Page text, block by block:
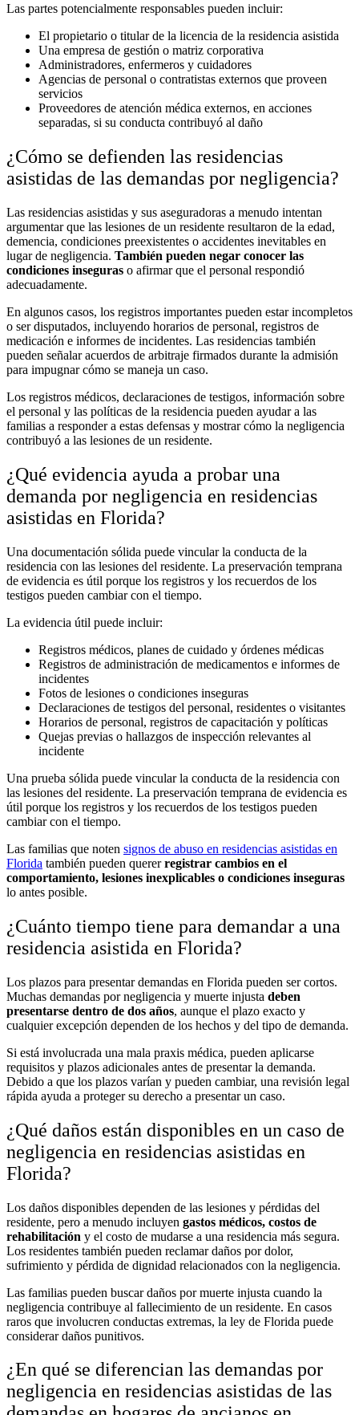
Las partes potencialmente responsables pueden incluir:
El propietario o titular de la licencia de la residencia asistida
Una empresa de gestión o matriz corporativa
Administradores, enfermeros y cuidadores
Agencias de personal o contratistas externos que proveen
servicios
Proveedores de atención médica externos, en acciones
separadas, si su conducta contribuyó al daño
¿Cómo se defienden las residencias
asistidas de las demandas por negligencia?
Las residencias asistidas y sus aseguradoras a menudo intentan
argumentar que las lesiones de un residente resultaron de la edad,
demencia, condiciones preexistentes o accidentes inevitables en
lugar de negligencia. También pueden negar conocer las
condiciones inseguras o afirmar que el personal respondió
adecuadamente.
En algunos casos, los registros importantes pueden estar incompletos
o ser disputados, incluyendo horarios de personal, registros de
medicación e informes de incidentes. Las residencias también
pueden señalar acuerdos de arbitraje firmados durante la admisión
para impugnar cómo se maneja un caso.
Los registros médicos, declaraciones de testigos, información sobre
el personal y las políticas de la residencia pueden ayudar a las
familias a responder a estas defensas y mostrar cómo la negligencia
contribuyó a las lesiones de un residente.
¿Qué evidencia ayuda a probar una
demanda por negligencia en residencias
asistidas en Florida?
Una documentación sólida puede vincular la conducta de la
residencia con las lesiones del residente. La preservación temprana
de evidencia es útil porque los registros y los recuerdos de los
testigos pueden cambiar con el tiempo.
La evidencia útil puede incluir:
Registros médicos, planes de cuidado y órdenes médicas
Registros de administración de medicamentos e informes de
incidentes
Fotos de lesiones o condiciones inseguras
Declaraciones de testigos del personal, residentes o visitantes
Horarios de personal, registros de capacitación y políticas
Quejas previas o hallazgos de inspección relevantes al
incidente
Una prueba sólida puede vincular la conducta de la residencia con
las lesiones del residente. La preservación temprana de evidencia es
útil porque los registros y los recuerdos de los testigos pueden
cambiar con el tiempo.
Las familias que noten signos de abuso en residencias asistidas en
Florida también pueden quererregistrar cambios en el
comportamiento, lesiones inexplicables o condiciones inseguras
lo antes posible.
¿Cuánto tiempo tiene para demandar a una
residencia asistida en Florida?
Los plazos para presentar demandas en Florida pueden ser cortos.
Muchas demandas por negligencia y muerte injusta deben
presentarse dentro de dos años, aunque el plazo exacto y
cualquier excepción dependen de los hechos y del tipo de demanda.
Si está involucrada una mala praxis médica, pueden aplicarse
requisitos y plazos adicionales antes de presentar la demanda.
Debido a que los plazos varían y pueden cambiar, una revisión legal
rápida ayuda a proteger su derecho a presentar un caso.
¿Qué daños están disponibles en un caso de
negligencia en residencias asistidas en
Florida?
Los daños disponibles dependen de las lesiones y pérdidas del
residente, pero a menudo incluyen gastos médicos, costos de
rehabilitación y el costo de mudarse a una residencia más segura.
Los residentes también pueden reclamar daños por dolor,
sufrimiento y pérdida de dignidad relacionados con la negligencia.
Las familias pueden buscar daños por muerte injusta cuando la
negligencia contribuye al fallecimiento de un residente. En casos
raros que involucren conductas extremas, la ley de Florida puede
considerar daños punitivos.
¿En qué se diferencian las demandas por
negligencia en residencias asistidas de las